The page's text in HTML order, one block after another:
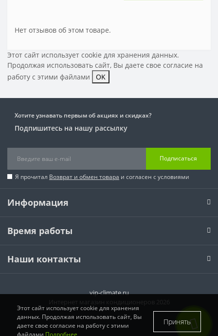
Нет отзывов об этом товаре.
Этот сайт использует cookie для хранения данных.
Продолжая использовать сайт, Вы даете свое согласие на
работу с этими файлами
OK
Хотите узнавать первым об акциях и скидках?
Подпишитесь на нашу рассылку
Подписаться
Я прочитал Возврат и обмен товара и согласен с условиями
Информация
Время работы
Наши контакты
vip-climate.ru
Интернет магазин кондиционеров 2026
Этот сайт использует cookie для хранения
данных. Продолжая использовать сайт, Вы
даете свое согласие на работу с этими
файлами Подробнее
Принять